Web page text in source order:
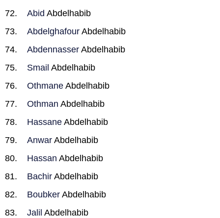
Abid Abdelhabib
Abdelghafour Abdelhabib
Abdennasser Abdelhabib
Smail Abdelhabib
Othmane Abdelhabib
Othman Abdelhabib
Hassane Abdelhabib
Anwar Abdelhabib
Hassan Abdelhabib
Bachir Abdelhabib
Boubker Abdelhabib
Jalil Abdelhabib